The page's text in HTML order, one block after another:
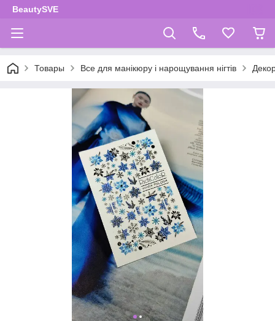
BeautySVE
Товары Все для манікюру і нарощування нігтів